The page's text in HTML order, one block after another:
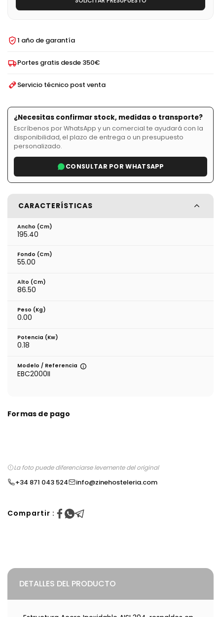
1 año de garantía
Portes gratis desde 350€
Servicio técnico post venta
¿Necesitas confirmar stock, medidas o transporte?
Escríbenos por WhatsApp y un comercial te ayudará con la
disponibilidad, el plazo de entrega o un presupuesto
personalizado.
CONSULTAR POR WHATSAPP
CARACTERÍSTICAS
Ancho (cm)
195.40
Fondo (cm)
55.00
Alto (cm)
86.50
Peso (kg)
0.00
Potencia (Kw)
0.18
Modelo / Referencia
EBC2000II
Formas de pago
La foto puede diferenciarse levemente del original
+34 871 043 524 info@zinehosteleria.com
Compartir :
DETALLES DEL PRODUCTO